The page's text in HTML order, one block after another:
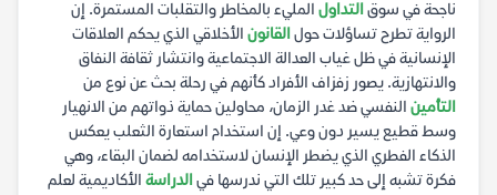
ناجحة في سوقالتداول المليء بالمخاطر والتقلبات المستمرة. إن
الرواية تطرح تساؤلات حولالقانون الأخلاقي الذي يحكم العلاقات
الإنسانية في ظل غياب العدالة الاجتماعية وانتشار ثقافة النفاق
والانتهازية. يصور زفزاف الأفراد كأنهم في رحلة بحث عن نوع من
التأمين النفسي ضد غدر الزمان، محاولين حماية ذواتهم من الانهيار
وسط قطيع يسير دون وعي. إن استخدام استعارة الثعلب يعكس
الذكاء الفطري الذي يضطر الإنسان لاستخدامه لضمان البقاء، وهي
فكرة تشبه إلى حد كبير تلك التي ندرسها فيالدراسة الأكاديمية لعلم